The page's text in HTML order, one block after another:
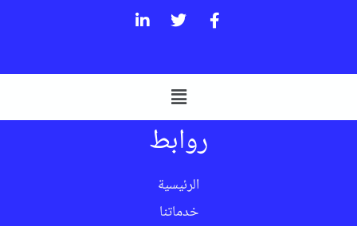
روابط
الرئيسية
خدماتنا